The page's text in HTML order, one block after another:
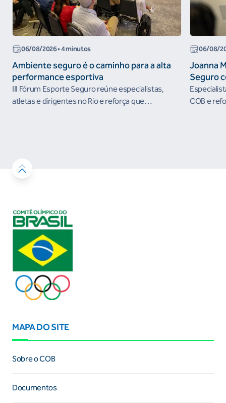
06/08/2026• 4 minutos
Ambiente seguro é o caminho para a alta
performance esportiva
III Fórum Esporte Seguro reúne especialistas,
atletas e dirigentes no Rio e reforça que
06/08/
Joanna
Seguro
COB e
MAPA DO SITE
Sobre o COB
Documentos